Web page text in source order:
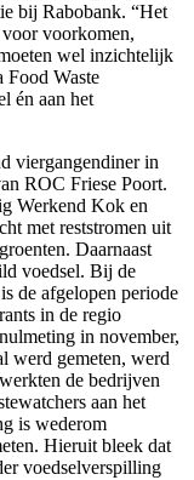
bij Rabobank. “Het
voorkomen,
wel inzichtelijk
Food Waste
én aan het
viergangendiner in
ROC Friese Poort.
Werkend Kok en
met reststromen uit
Daarnaast
voedsel. Bij de
de afgelopen periode
in de regio
in november,
werd gemeten, werd
de bedrijven
aan het
is wederom
Hieruit bleek dat
voedselverspilling